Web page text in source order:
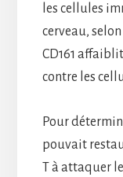
les cellules
cerveau,
CD161
contre les
Pour
pouvait
T à attaquer